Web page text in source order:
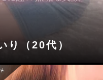
り（20代）